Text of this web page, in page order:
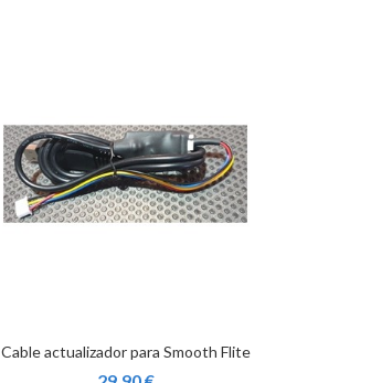
Cable actualizador para Smooth Flite